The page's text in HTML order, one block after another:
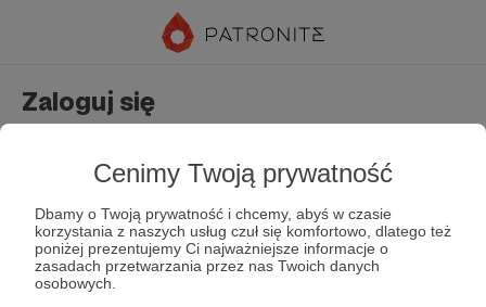
Cenimy Twoją prywatność
Dbamy o Twoją prywatność i chcemy, abyś w czasie
korzystania z naszych usług czuł się komfortowo, dlatego też
poniżej prezentujemy Ci najważniejsze informacje o
zasadach przetwarzania przez nas Twoich danych
osobowych.
Zaloguj się